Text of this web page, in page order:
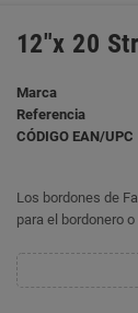
12"x 20
Marca
Referencia
CÓDIGO EAN/UPC
Los bordones de
para el bordonero